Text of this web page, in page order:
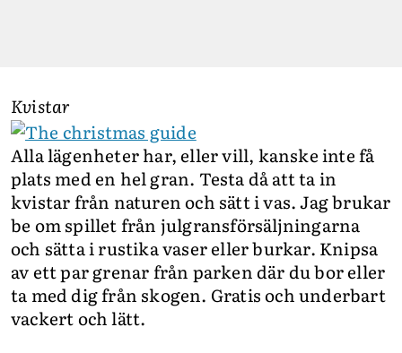
Kvistar
Alla lägenheter har, eller vill, kanske inte få
plats med en hel gran. Testa då att ta in
kvistar från naturen och sätt i vas. Jag brukar
be om spillet från julgransförsäljningarna
och sätta i rustika vaser eller burkar. Knipsa
av ett par grenar från parken där du bor eller
ta med dig från skogen. Gratis och underbart
vackert och lätt.